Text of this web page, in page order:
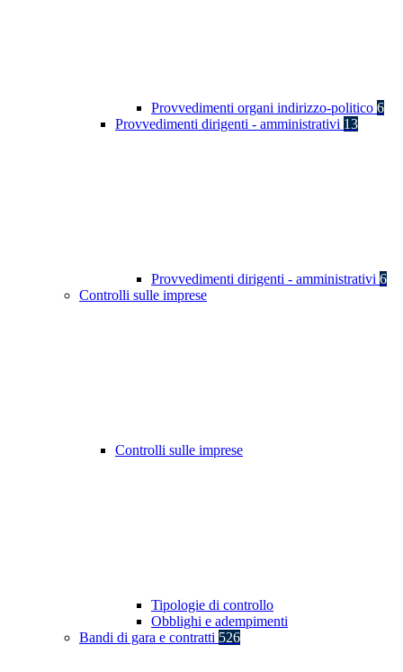
Provvedimenti organi indirizzo-politico 6
Provvedimenti dirigenti - amministrativi 13
Provvedimenti dirigenti - amministrativi 6
Controlli sulle imprese
Controlli sulle imprese
Tipologie di controllo
Obblighi e adempimenti
Bandi di gara e contratti 526